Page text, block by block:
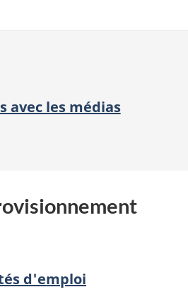
avec les médias
d'emploi